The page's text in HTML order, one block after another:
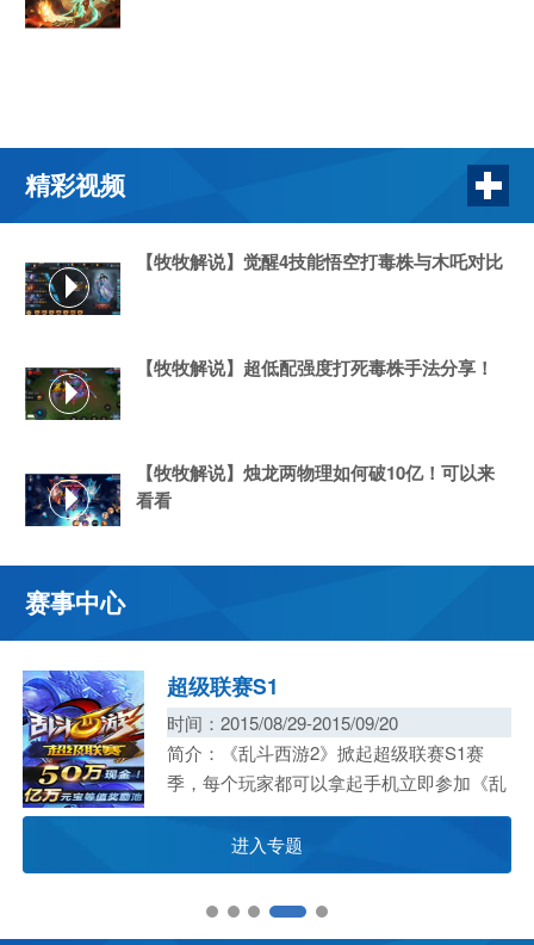
精彩视频
【牧牧解说】觉醒4技能悟空打毒株与木吒对比
【牧牧解说】超低配强度打死毒株手法分享！
【牧牧解说】烛龙两物理如何破10亿！可以来
看看
赛事中心
超级联赛S1
时间：2015/08/29-2015/09/20
简介：《乱斗西游2》掀起超级联赛S1赛
季，每个玩家都可以拿起手机立即参加《乱
斗西游2》。
进入专题